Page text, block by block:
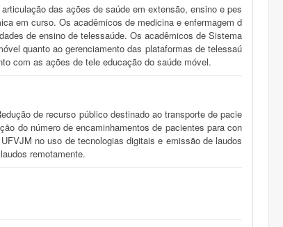
das ações de saúde em extensão, ensino e pes
em curso. Os acadêmicos de medicina e enfermagem d
de ensino de telessaúde. Os acadêmicos de Sistema
quanto ao gerenciamento das plataformas de telessaú
com as ações de tele educação do saúde móvel.
de recurso público destinado ao transporte de pacie
do número de encaminhamentos de pacientes para con
no uso de tecnologias digitais e emissão de laudos
remotamente.